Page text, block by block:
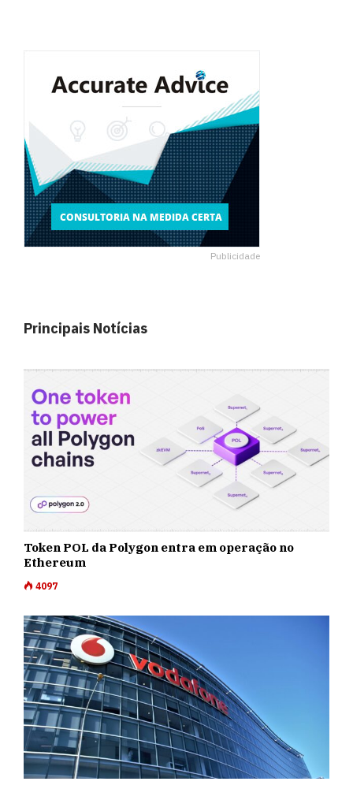
Publicidade
Principais Notícias
Token POL da Polygon entra em operação no
Ethereum
4097